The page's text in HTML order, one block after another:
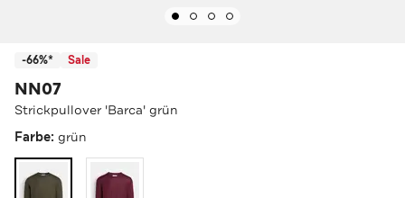
-66%* Sale
NN07
Strickpullover 'Barca' grün
Farbe: grün